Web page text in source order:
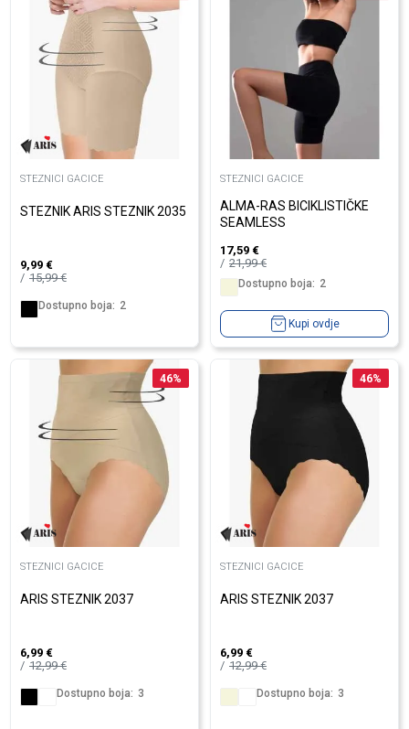
STEZNICI GACICE
STEZNIK ARIS STEZNIK 2035
9,99 €
15,99€
Dostupno boja: 2
STEZNICI GACICE
ALMA-RAS BICIKLISTIČKE
SEAMLESS
17,59 €
21,99€
Dostupno boja: 2
Kupi ovdje
46%
STEZNICI GACICE
ARIS STEZNIK 2037
6,99 €
12,99€
Dostupno boja: 3
46%
STEZNICI GACICE
ARIS STEZNIK 2037
6,99 €
12,99€
Dostupno boja: 3